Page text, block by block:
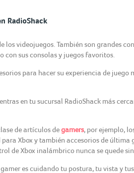
RadioShack
los videojuegos. También son grandes
sus consolas y juegos favoritos.
para hacer su experiencia de juego
en tu sucursal RadioShack más
de artículos degamers, por ejemplo,
Xbox y también accesorios de
de Xbox inalámbrico nunca se quede sin
es cuidando tu postura, tu vista y tus